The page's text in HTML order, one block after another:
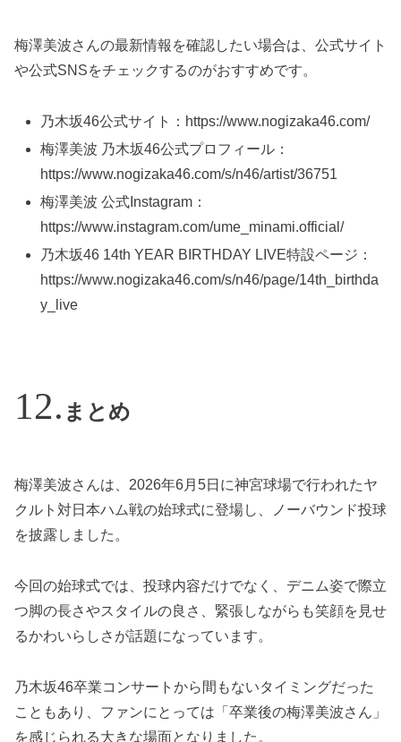
梅澤美波さんの最新情報を確認したい場合は、公式サイト
や公式SNSをチェックするのがおすすめです。
乃木坂46公式サイト：https://www.nogizaka46.com/
梅澤美波 乃木坂46公式プロフィール：
https://www.nogizaka46.com/s/n46/artist/36751
梅澤美波 公式Instagram：
https://www.instagram.com/ume_minami.official/
乃木坂46 14th YEAR BIRTHDAY LIVE特設ページ：
https://www.nogizaka46.com/s/n46/page/14th_birthda
y_live
まとめ
梅澤美波さんは、2026年6月5日に神宮球場で行われたヤ
クルト対日本ハム戦の始球式に登場し、ノーバウンド投球
を披露しました。
今回の始球式では、投球内容だけでなく、デニム姿で際立
つ脚の長さやスタイルの良さ、緊張しながらも笑顔を見せ
るかわいらしさが話題になっています。
乃木坂46卒業コンサートから間もないタイミングだった
こともあり、ファンにとっては「卒業後の梅澤美波さん」
を感じられる大きな場面となりました。